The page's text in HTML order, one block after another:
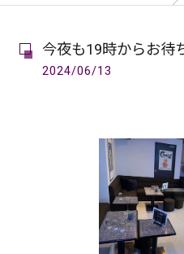
今夜も19時からお待
2024/06/13